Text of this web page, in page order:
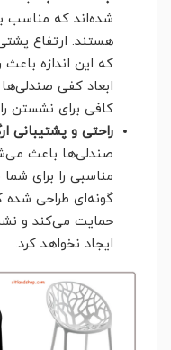
شده‌اند که مناسب
که این اندازه
کافی برای نشستن
راحتی و پشتیبانی
صندلی‌ها باعث
مناسبی را برای
گونه‌ای طراحی
حمایت می‌کند و
ایجاد نخواهد کرد.